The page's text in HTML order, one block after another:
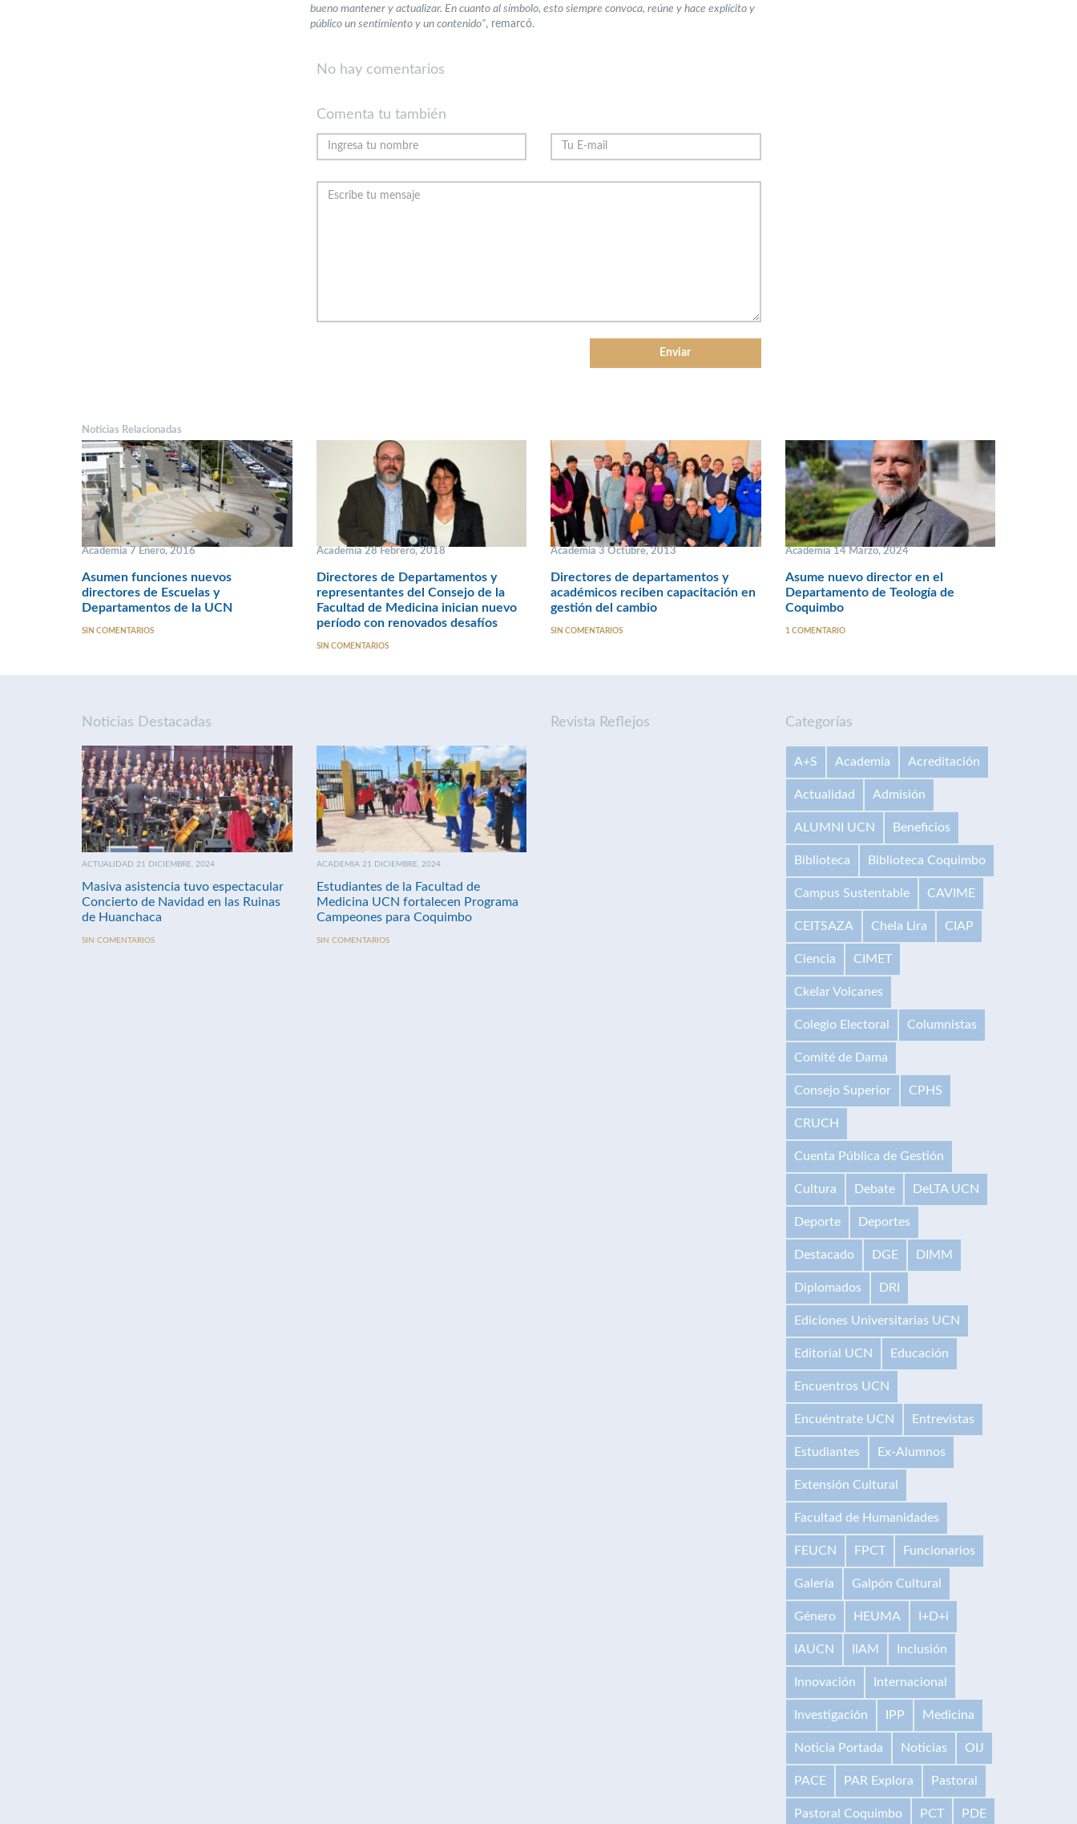
bueno mantener y actualizar. En cuanto al símbolo, esto siempre convoca, reúne y hace explícito y
público un sentimiento y un contenido”, remarcó.
No hay comentarios
Comenta tu también
Noticias Relacionadas
Academia 7 Enero, 2016
Asumen funciones nuevos
directores de Escuelas y
Departamentos de la UCN
SIN COMENTARIOS
Academia 28 Febrero, 2018
Directores de Departamentos y
representantes del Consejo de la
Facultad de Medicina inician nuevo
período con renovados desafíos
SIN COMENTARIOS
Academia 3 Octubre, 2013
Directores de departamentos y
académicos reciben capacitación en
gestión del cambio
SIN COMENTARIOS
Academia 14 Marzo, 2024
Asume nuevo director en el
Departamento de Teología de
Coquimbo
1 COMENTARIO
Noticias Destacadas
ACTUALIDAD 21 DICIEMBRE, 2024
Masiva asistencia tuvo espectacular
Concierto de Navidad en las Ruinas
de Huanchaca
SIN COMENTARIOS
ACADEMIA 21 DICIEMBRE, 2024
Estudiantes de la Facultad de
Medicina UCN fortalecen Programa
Campeones para Coquimbo
SIN COMENTARIOS
Revista Reflejos Categorías
A+S Academia Acreditación
Actualidad Admisión
ALUMNI UCN Beneficios
Biblioteca Biblioteca Coquimbo
Campus Sustentable CAVIME
CEITSAZA Chela Lira CIAP
Ciencia CIMET
Ckelar Volcanes
Colegio Electoral Columnistas
Comité de Dama
Consejo Superior CPHS
CRUCH
Cuenta Pública de Gestión
Cultura Debate DeLTA UCN
Deporte Deportes
Destacado DGE DIMM
Diplomados DRI
Ediciones Universitarias UCN
Editorial UCN Educación
Encuentros UCN
Encuéntrate UCN Entrevistas
Estudiantes Ex-Alumnos
Extensión Cultural
Facultad de Humanidades
FEUCN FPCT Funcionarios
Galería Galpón Cultural
Género HEUMA I+D+i
IAUCN IIAM Inclusión
Innovación Internacional
Investigación IPP Medicina
Noticia Portada Noticias OIJ
PACE PAR Explora Pastoral
Pastoral Coquimbo PCT PDE